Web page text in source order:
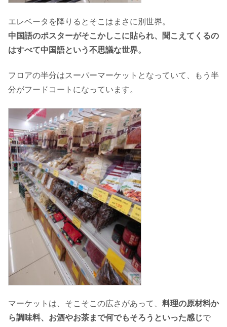
エレベータを降りるとそこはまさに別世界。
中国語のポスターがそこかしこに貼られ、聞こえてくるの
はすべて中国語という不思議な世界。
フロアの半分はスーパーマーケットとなっていて、もう半
分がフードコートになっています。
マーケットは、そこそこの広さがあって、 料理の原材料か
ら調味料、お酒やお茶まで何でもそろうといった感じで